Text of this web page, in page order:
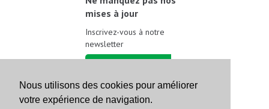
Nous utilisons des cookies pour améliorer
votre expérience de navigation.
mises à jour
Inscrivez-vous à notre
newsletter
Suivez-nous sur les